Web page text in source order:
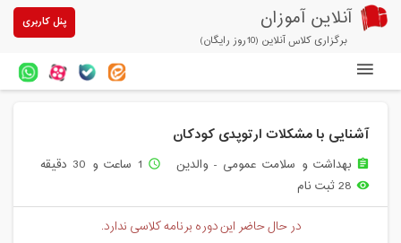
آنلاین آموزان
برگزاری کلاس آنلاین (10روز رایگان)
پنل کاربری
آزمون های آنلاین
آشنایی با مشکلات ارتوپدی کودکان
assignment بهداشت و سلامت عمومی - والدین access_time 1 ساعت و 30 دقیقه
remove_red_eye 28 ثبت نام
در حال حاضر این دوره برنامه کلاسی ندارد.